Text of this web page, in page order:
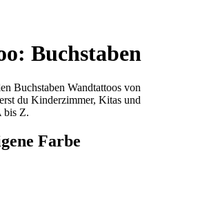
Buchstaben
Buchstaben Wandtattoos von
du Kinderzimmer, Kitas und
bis Z.
Farbe